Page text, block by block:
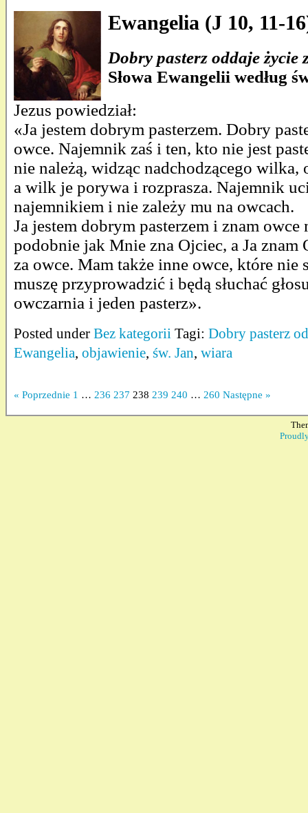
Ewangelia (J 10, 11-
Dobry pasterz oddaje życie
Słowa Ewangelii według
Jezus powiedział:
«Ja jestem dobrym pasterzem. Dobry
owce. Najemnik zaś i ten, kto nie jest
nie należą, widząc nadchodzącego wilka,
a wilk je porywa i rozprasza. Najemnik
najemnikiem i nie zależy mu na owcach.
Ja jestem dobrym pasterzem i znam
podobnie jak Mnie zna Ojciec, a Ja znam
za owce. Mam także inne owce, które nie
muszę przyprowadzić i będą słuchać
owczarnia i jeden pasterz».
Posted under Bez kategorii Tagi: Dobry pasterz
Ewangelia, objawienie, św. Jan, wiara
« Poprzednie 1 … 236 237 238 239 240 … 260 Następne »